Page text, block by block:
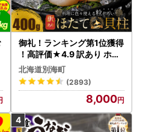
御礼！ランキング第1位獲得
！高評価★4.9 訳あり ホタ
テ 400g（ほたて 帆立 貝柱
冷凍 ）
北海道別海町
(2893)
8,000